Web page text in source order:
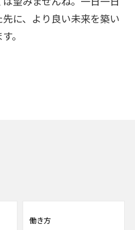
に、より良い未来を築い
。
働き方